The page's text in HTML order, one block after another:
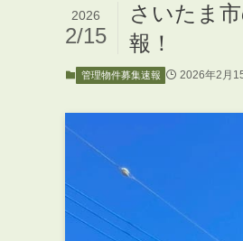
さいたま
報！
2026
2/15
管理物件募集速報 2026年2月